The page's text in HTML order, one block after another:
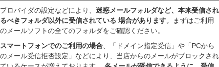
プロバイダの設定などにより、 迷惑メールフォルダなど、本来受信され
るべきフォルダ以外に受信されている 場合があります。まずはご利用
のメールソフトの全てのフォルダをご確認ください。
スマートフォンでのご利用の場合 、「ドメイン指定受信」や「PCから
のメール受信拒否設定」などにより、当店からのメールがブロックされ